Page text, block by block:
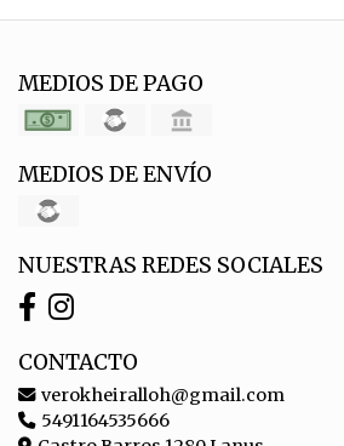
MEDIOS DE PAGO
MEDIOS DE ENVÍO
NUESTRAS REDES SOCIALES
CONTACTO
verokheiralloh@gmail.com
5491164535666